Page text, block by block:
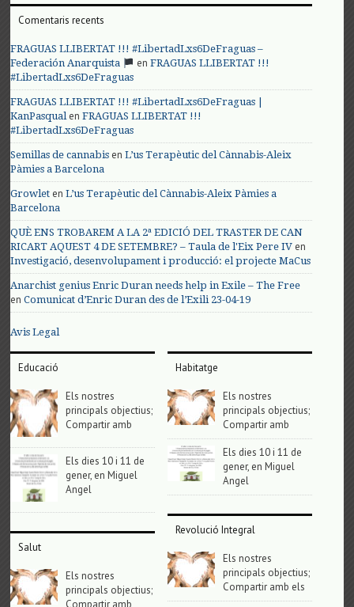
Comentaris recents
FRAGUAS LLIBERTAT !!! #LibertadLxs6DeFraguas –
Federación Anarquista
enFRAGUAS LLIBERTAT !!!
#LibertadLxs6DeFraguas
FRAGUAS LLIBERTAT !!! #LibertadLxs6DeFraguas |
KanPasqualenFRAGUAS LLIBERTAT !!!
#LibertadLxs6DeFraguas
Semillas de cannabis enL’us Terapèutic del Cànnabis-Aleix
Pàmies a Barcelona
Growlet enL’us Terapèutic del Cànnabis-Aleix Pàmies a
Barcelona
QUÈ ENS TROBAREM A LA 2ª EDICIÓ DEL TRASTER DE CAN
RICART AQUEST 4 DE SETEMBRE? – Taula de l'Eix Pere IV en
Investigació, desenvolupament i producció: el projecte MaCus
Anarchist genius Enric Duran needs help in Exile – The Free
enComunicat d’Enric Duran des de l’Exili 23-04-19
Avis Legal
Educació
Els nostres
principals objectius;
Compartir amb
Els dies 10 i 11 de
gener, en Miguel
Angel
Salut
Els nostres
principals objectius;
Habitatge
Els nostres
principals objectius;
Compartir amb
Els dies 10 i 11 de
gener, en Miguel
Angel
Revolució Integral
Els nostres
principals objectius;
Compartir amb els